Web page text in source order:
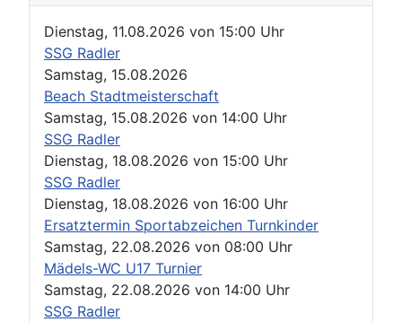
Dienstag, 11.08.2026 von 15:00 Uhr
SSG Radler
Samstag, 15.08.2026
Beach Stadtmeisterschaft
Samstag, 15.08.2026 von 14:00 Uhr
SSG Radler
Dienstag, 18.08.2026 von 15:00 Uhr
SSG Radler
Dienstag, 18.08.2026 von 16:00 Uhr
Ersatztermin Sportabzeichen Turnkinder
Samstag, 22.08.2026 von 08:00 Uhr
Mädels-WC U17 Turnier
Samstag, 22.08.2026 von 14:00 Uhr
SSG Radler